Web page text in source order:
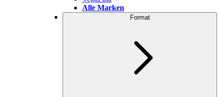
Alle Marken
Format